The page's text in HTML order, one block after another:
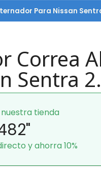
Para Nissan
Correa
Sentra
tienda
y ahorra 10%